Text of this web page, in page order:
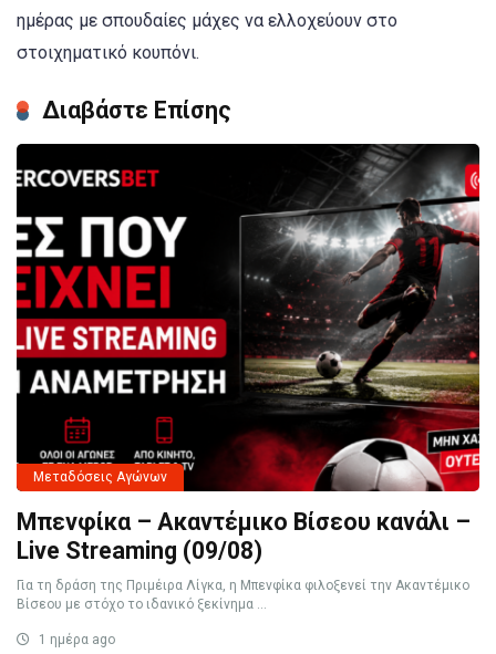
ημέρας με σπουδαίες μάχες να ελλοχεύουν στο
στοιχηματικό κουπόνι.
Διαβάστε Επίσης
Μεταδόσεις Αγώνων
Μπενφίκα – Ακαντέμικο Βίσεου κανάλι –
Live Streaming (09/08)
Για τη δράση της Πριμέιρα Λίγκα, η Μπενφίκα φιλοξενεί την Ακαντέμικο
Βίσεου με στόχο το ιδανικό ξεκίνημα ...
1 ημέρα ago